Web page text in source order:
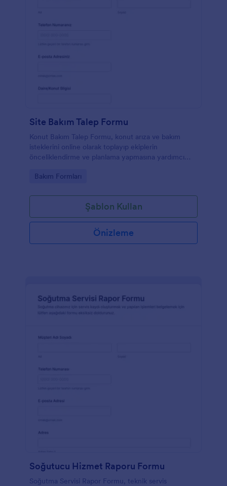
Site Bakım Talep Formu
Konut Bakım Talep Formu, konut arıza ve bakım
isteklerini online olarak toplayıp ekiplerin
önceliklendirme ve planlama yapmasına yardımcı
isteyen site yönetimleri için idealdir.
Go to Category:
Bakım Formları
Şablon Kullan
Önizleme
Soğutucu Hizmet Raporu Formu
Soğutma Servisi Rapor Formu, teknik servis